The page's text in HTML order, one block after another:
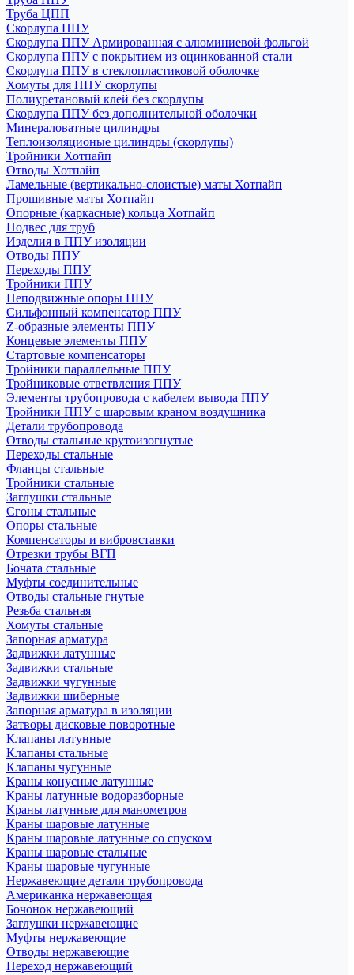
Труба ЦПП
Скорлупа ППУ
Скорлупа ППУ Армированная с алюминиевой фольгой
Скорлупа ППУ с покрытием из оцинкованной стали
Скорлупа ППУ в стеклопластиковой оболочке
Хомуты для ППУ скорлупы
Полиуретановый клей без скорлупы
Скорлупа ППУ без дополнительной оболочки
Минераловатные цилиндры
Теплоизоляционые цилиндры (скорлупы)
Тройники Хотпайп
Отводы Хотпайп
Ламельные (вертикально-слоистые) маты Хотпайп
Прошивные маты Хотпайп
Опорные (каркасные) кольца Хотпайп
Подвес для труб
Изделия в ППУ изоляции
Отводы ППУ
Переходы ППУ
Тройники ППУ
Неподвижные опоры ППУ
Cильфонный компенсатор ППУ
Z-образные элементы ППУ
Концевые элементы ППУ
Стартовые компенсаторы
Тройники параллельные ППУ
Тройниковые ответвления ППУ
Элементы трубопровода с кабелем вывода ППУ
Тройники ППУ с шаровым краном воздушника
Детали трубопровода
Отводы стальные крутоизогнутые
Переходы стальные
Фланцы стальные
Тройники стальные
Заглушки стальные
Сгоны стальные
Опоры стальные
Компенсаторы и вибровставки
Отрезки трубы ВГП
Бочата стальные
Муфты соединительные
Отводы стальные гнутые
Резьба стальная
Хомуты стальные
Запорная арматура
Задвижки латунные
Задвижки стальные
Задвижки чугунные
Задвижки шиберные
Запорная арматура в изоляции
Затворы дисковые поворотные
Клапаны латунные
Клапаны стальные
Клапаны чугунные
Краны конусные латунные
Краны латунные водоразборные
Краны латунные для манометров
Краны шаровые латунные
Краны шаровые латунные со спуском
Краны шаровые стальные
Краны шаровые чугунные
Нержавеющие детали трубопровода
Американка нержавеющая
Бочонок нержавеющий
Заглушки нержавеющие
Муфты нержавеющие
Отводы нержавеющие
Переход нержавеющий